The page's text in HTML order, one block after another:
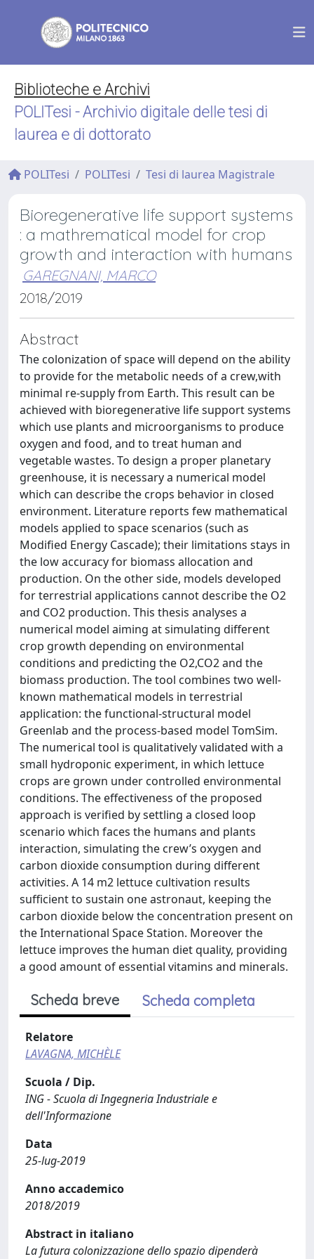
Biblioteche e Archivi
POLITesi - Archivio digitale delle tesi di
laurea e di dottorato
POLITesi POLITesi Tesi di laurea Magistrale
Bioregenerative life support systems
: a mathrematical model for crop
growth and interaction with humans
GAREGNANI, MARCO
2018/2019
Abstract
The colonization of space will depend on the ability
to provide for the metabolic needs of a crew,with
minimal re-supply from Earth. This result can be
achieved with bioregenerative life support systems
which use plants and microorganisms to produce
oxygen and food, and to treat human and
vegetable wastes. To design a proper planetary
greenhouse, it is necessary a numerical model
which can describe the crops behavior in closed
environment. Literature reports few mathematical
models applied to space scenarios (such as
Modiﬁed Energy Cascade); their limitations stays in
the low accuracy for biomass allocation and
production. On the other side, models developed
for terrestrial applications cannot describe the O2
and CO2 production. This thesis analyses a
numerical model aiming at simulating diﬀerent
crop growth depending on environmental
conditions and predicting the O2,CO2 and the
biomass production. The tool combines two well-
known mathematical models in terrestrial
application: the functional-structural model
Greenlab and the process-based model TomSim.
The numerical tool is qualitatively validated with a
small hydroponic experiment, in which lettuce
crops are grown under controlled environmental
conditions. The eﬀectiveness of the proposed
approach is veriﬁed by settling a closed loop
scenario which faces the humans and plants
interaction, simulating the crew’s oxygen and
carbon dioxide consumption during diﬀerent
activities. A 14 m2 lettuce cultivation results
suﬃcient to sustain one astronaut, keeping the
carbon dioxide below the concentration present on
the International Space Station. Moreover the
lettuce improves the human diet quality, providing
a good amount of essential vitamins and minerals.
Scheda breve Scheda completa
Relatore
LAVAGNA, MICHÈLE
Scuola / Dip.
ING - Scuola di Ingegneria Industriale e
dell'Informazione
Data
25-lug-2019
Anno accademico
2018/2019
Abstract in italiano
La futura colonizzazione dello spazio dipenderà